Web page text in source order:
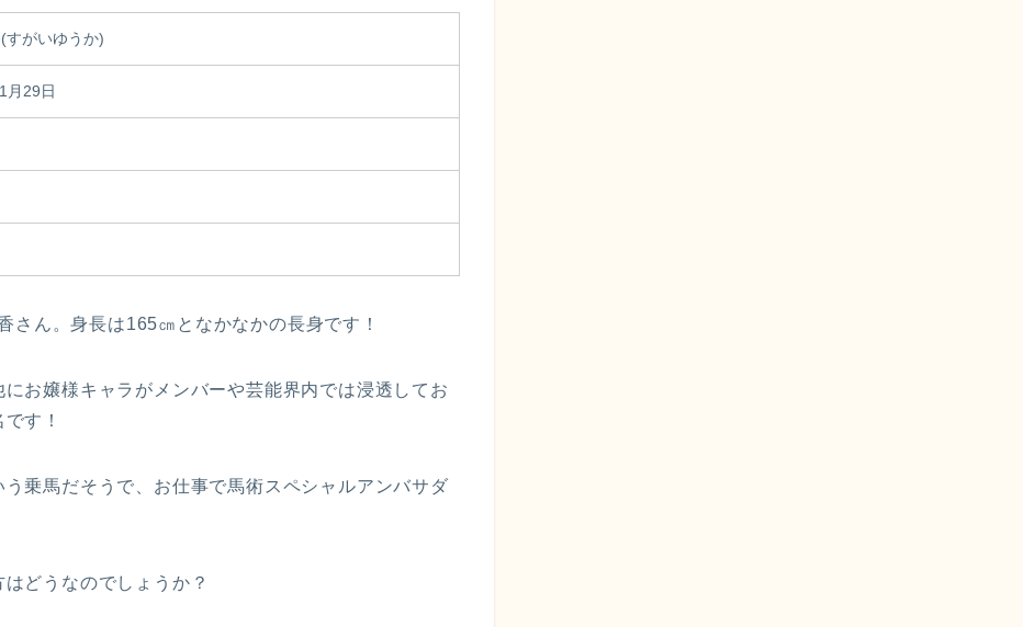
すがいゆうか)
月29日
さん。身長は165㎝となかなかの長身です！
お嬢様キャラがメンバーや芸能界内では浸透してお
す！
乗馬だそうで、お仕事で馬術スペシャルアンバサダ
どうなのでしょうか？